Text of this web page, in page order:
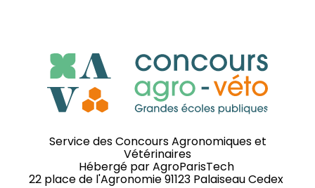
Service des Concours Agronomiques et
Vétérinaires
Hébergé parAgroParisTech
22 place de l'Agronomie 91123 Palaiseau Cedex